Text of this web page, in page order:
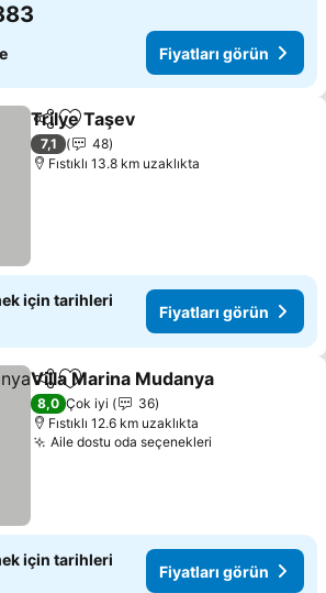
Fiyatları görün
PaylaşFavorilerime ekle
Trilye Taşev
7,1
48
Fıstıklı 13.8 km uzaklıkta
için tarihleri
Fiyatları görün
PaylaşFavorilerime ekle
Villa Marina Mudanya
8,0 Çok iyi
36
Fıstıklı 12.6 km uzaklıkta
Aile dostu oda seçenekleri
için tarihleri
Fiyatları görün